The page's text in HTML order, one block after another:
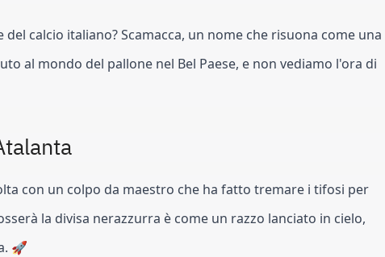
calcio italiano? Scamacca, un nome che risuona come una
al mondo del pallone nel Bel Paese, e non vediamo l'ora di
con un colpo da maestro che ha fatto tremare i tifosi per
la divisa nerazzurra è come un razzo lanciato in cielo,
🚀